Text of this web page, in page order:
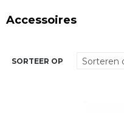
Accessoires
SORTEER OP